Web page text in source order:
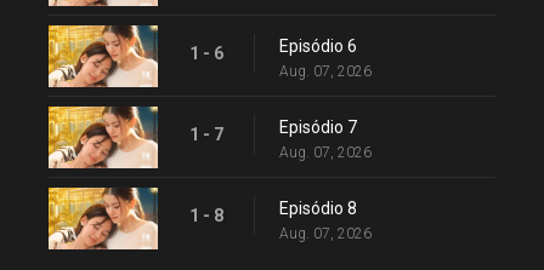
1 - 6 Episódio 6
Aug. 07, 2026
1 - 7 Episódio 7
Aug. 07, 2026
1 - 8 Episódio 8
Aug. 07, 2026